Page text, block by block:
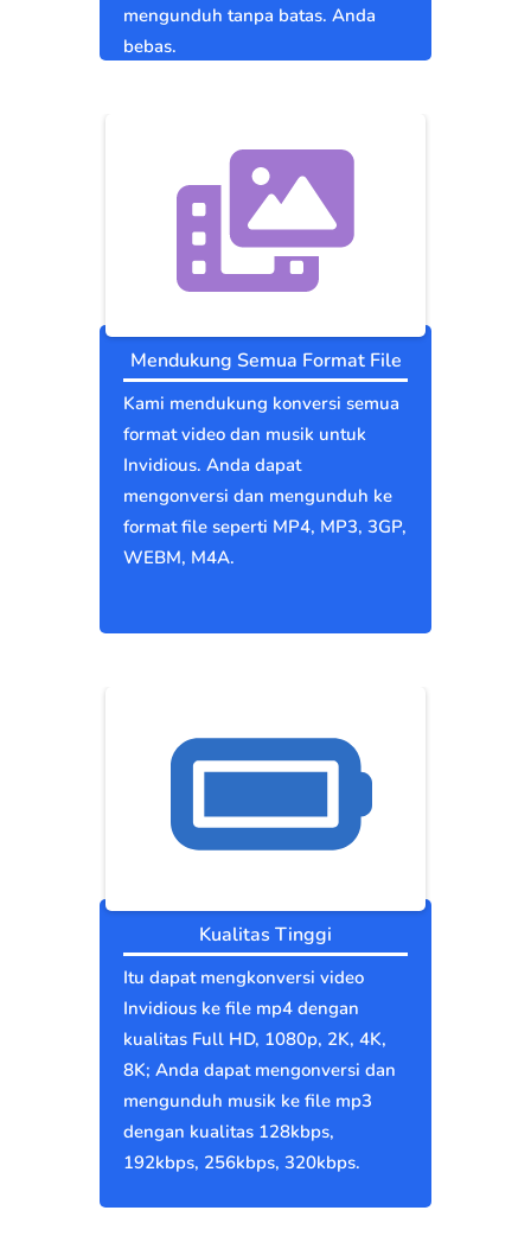
mengunduh tanpa batas. Anda
bebas.
Mendukung Semua Format File
Kami mendukung konversi semua
format video dan musik untuk
Invidious. Anda dapat
mengonversi dan mengunduh ke
format file seperti MP4, MP3, 3GP,
WEBM, M4A.
Kualitas Tinggi
Itu dapat mengkonversi video
Invidious ke file mp4 dengan
kualitas Full HD, 1080p, 2K, 4K,
8K; Anda dapat mengonversi dan
mengunduh musik ke file mp3
dengan kualitas 128kbps,
192kbps, 256kbps, 320kbps.